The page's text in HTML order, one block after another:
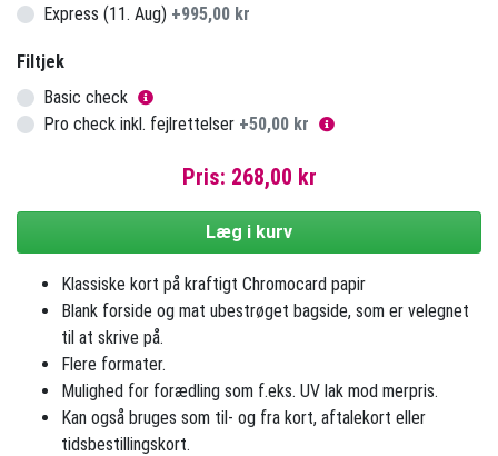
Express (11. Aug) +995,00 kr
Filtjek
Basic check
Pro check inkl. fejlrettelser +50,00 kr
Pris: 268,00 kr
Læg i kurv
Klassiske kort på kraftigt Chromocard papir
Blank forside og mat ubestrøget bagside, som er velegnet
til at skrive på.
Flere formater.
Mulighed for forædling som f.eks. UV lak mod merpris.
Kan også bruges som til- og fra kort, aftalekort eller
tidsbestillingskort.